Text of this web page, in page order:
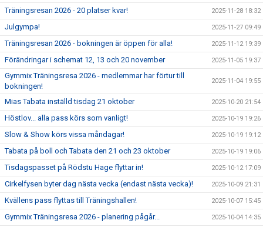
Träningsresan 2026 - 20 platser kvar! 2025-11-28 18:32
Julgympa! 2025-11-27 09:49
Träningsresan 2026 - bokningen är öppen för alla! 2025-11-12 19:39
Förändringar i schemat 12, 13 och 20 november 2025-11-05 19:37
Gymmix Träningsresa 2026 - medlemmar har förtur till
bokningen!
2025-11-04 19:55
Mias Tabata inställd tisdag 21 oktober 2025-10-20 21:54
Höstlov... alla pass körs som vanligt! 2025-10-19 19:26
Slow & Show körs vissa måndagar! 2025-10-19 19:12
Tabata på boll och Tabata den 21 och 23 oktober 2025-10-19 19:06
Tisdagspasset på Rödstu Hage flyttar in! 2025-10-12 17:09
Cirkelfysen byter dag nästa vecka (endast nästa vecka)! 2025-10-09 21:31
Kvällens pass flyttas till Träningshallen! 2025-10-07 15:45
Gymmix Träningsresa 2026 - planering pågår... 2025-10-04 14:35